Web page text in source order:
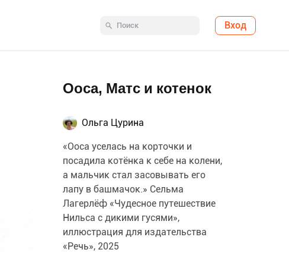
Вход
Ооса, Матс и котенок
Ольга Цурина
«Ооса уселась на корточки и
посадила котёнка к себе на колени,
а мальчик стал засовывать его
лапу в башмачок.» Сельма
Лагерлёф «Чудесное путешествие
Нильса с дикими гусями»,
иллюстрация для издательства
«Речь», 2025